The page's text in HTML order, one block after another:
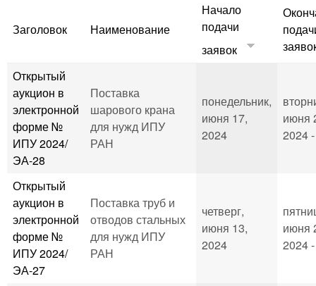
Заголовок Наименование
Начало
подачи
заявок
Открытый
аукцион в
электронной
форме №
ИПУ 2024/
ЭА-28
Поставка
шарового крана
для нужд ИПУ
РАН
понедельник,
июня 17,
2024
июня
2024
Открытый
аукцион в
электронной
форме №
ИПУ 2024/
ЭА-27
Поставка труб и
отводов стальных
для нужд ИПУ
РАН
четверг,
июня 13,
2024
июня
2024